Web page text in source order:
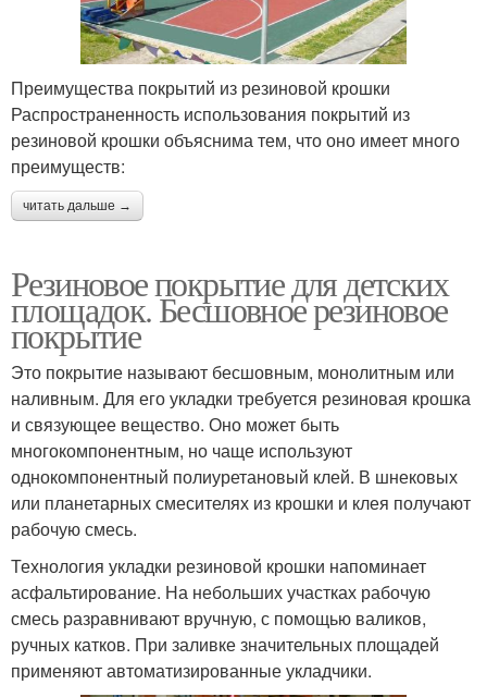
Преимущества покрытий из резиновой крошки
Распространенность использования покрытий из
резиновой крошки объяснима тем, что оно имеет много
преимуществ:
читать дальше →
Резиновое покрытие для детских
площадок. Бесшовное резиновое
покрытие
Это покрытие называют бесшовным, монолитным или
наливным. Для его укладки требуется резиновая крошка
и связующее вещество. Оно может быть
многокомпонентным, но чаще используют
однокомпонентный полиуретановый клей. В шнековых
или планетарных смесителях из крошки и клея получают
рабочую смесь.
Технология укладки резиновой крошки напоминает
асфальтирование. На небольших участках рабочую
смесь разравнивают вручную, с помощью валиков,
ручных катков. При заливке значительных площадей
применяют автоматизированные укладчики.